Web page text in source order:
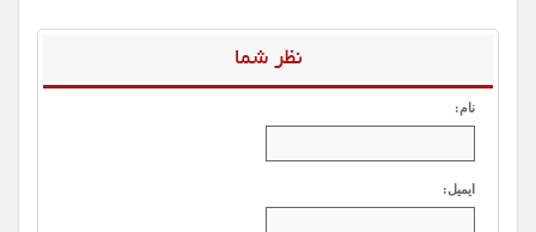
نظر شما
نام:
ایمیل: